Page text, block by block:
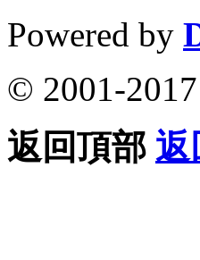
Powered by
© 2001-2017
返回頂部 返